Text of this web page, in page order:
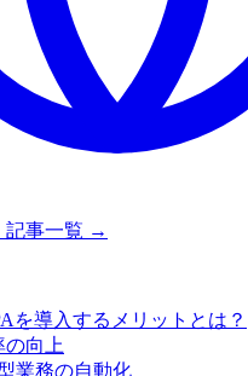
記事一覧 →
を導入するメリットとは？
の向上
業務の自動化